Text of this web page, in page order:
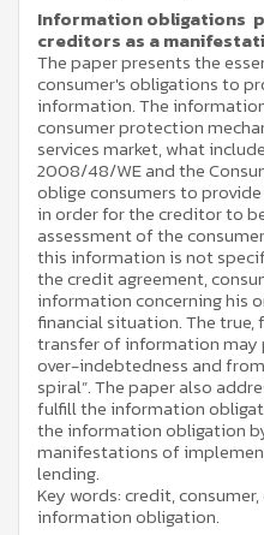
Information obligations
creditors as a
The paper presents the
consumer's obligations to
information. The
consumer protection
services market, what
2008/48/WE and the
oblige consumers to
in order for the creditor to
assessment of the
this information is not
the credit agreement,
information concerning his
financial situation. The true,
transfer of information may
over-indebtedness and
spiral”. The paper also
fulfill the information
the information obligation
manifestations of
lending.
Key words: credit,
information obligation.